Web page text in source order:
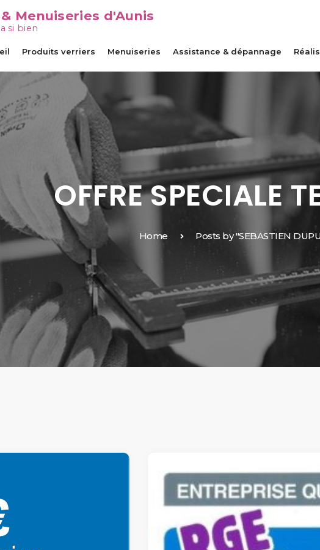
Menuiseries d'Aunis
si bien
Produits verriers Menuiseries Assistance & dépannage
OFFRE SPECIALE
Home Posts by "SEBASTIEN